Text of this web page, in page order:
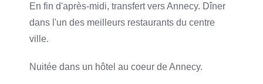
En fin d'après-midi, transfert vers Annecy. Dîner
dans l'un des meilleurs restaurants du centre
ville.
Nuitée dans un hôtel au coeur de Annecy.